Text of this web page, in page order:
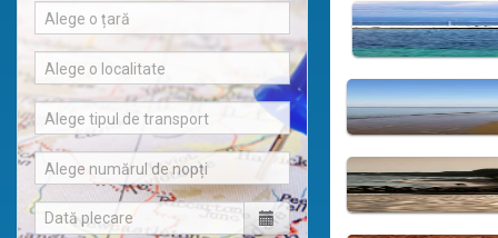
Alege o țară
Alege o localitate
Alege tipul de transport
Alege numărul de nopți